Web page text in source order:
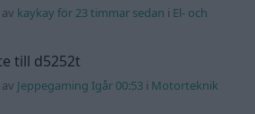
kaykay för 23 timmar sedan i El- och
till d5252t
Jeppegaming Igår 00:53 i Motorteknik